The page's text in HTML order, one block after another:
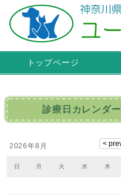
トップページ
診療日カレンダー
2026年8月
日 月 火 水 木